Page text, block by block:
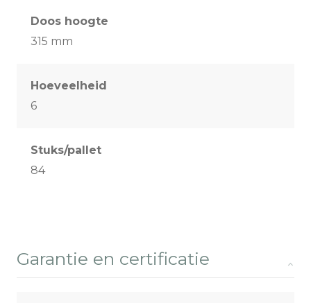
Doos hoogte
315 mm
Hoeveelheid
6
Stuks/pallet
84
Garantie en certificatie